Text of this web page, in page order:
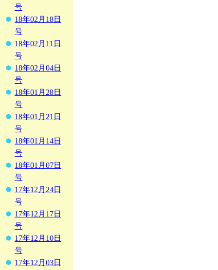
号
18年02月18日
号
18年02月11日
号
18年02月04日
号
18年01月28日
号
18年01月21日
号
18年01月14日
号
18年01月07日
号
17年12月24日
号
17年12月17日
号
17年12月10日
号
17年12月03日